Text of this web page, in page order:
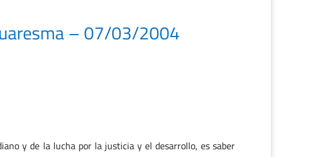
– 07/03/2004
y de la lucha por la justicia y el desarrollo, es saber